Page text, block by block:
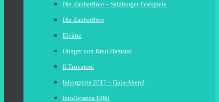
Die Zauberflöte – Salzburger Festspiele
Die Zauberflöte
Elektra
Hunger von Knut Hamsun
Il Trovatore
Inhorgenta 2017 – Gala-Abend
Intolleranza 1960